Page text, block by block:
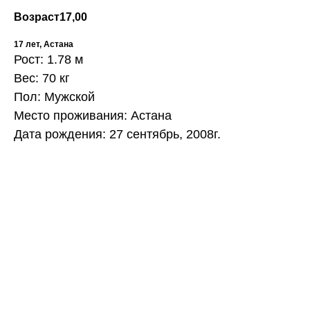
Возраст17,00
17 лет, Астана
Рост: 1.78 м
Вес: 70 кг
Пол: Мужской
Место проживания: Астана
Дата рождения: 27 сентябрь, 2008г.